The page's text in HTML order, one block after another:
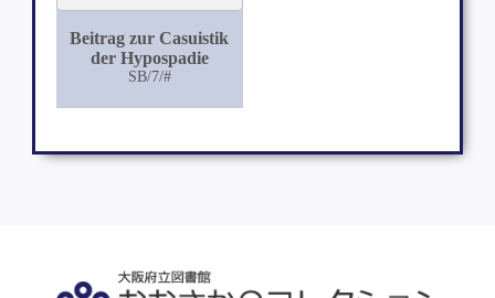
Beitrag zur Casuistik
der Hypospadie
SB/7/#